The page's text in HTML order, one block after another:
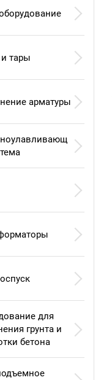
тары
арматуры
для
грунта и
бетона